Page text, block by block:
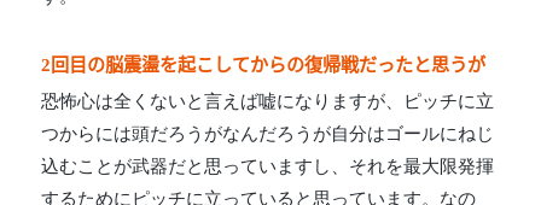
2回目の脳震盪を起こしてからの復帰戦だったと思うが
恐怖心は全くないと言えば嘘になりますが、ピッチに立
つからには頭だろうがなんだろうが自分はゴールにねじ
込むことが武器だと思っていますし、それを最大限発揮
するためにピッチに立っていると思っています。なの